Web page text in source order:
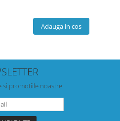
Adauga in cos
si promotiile noastre